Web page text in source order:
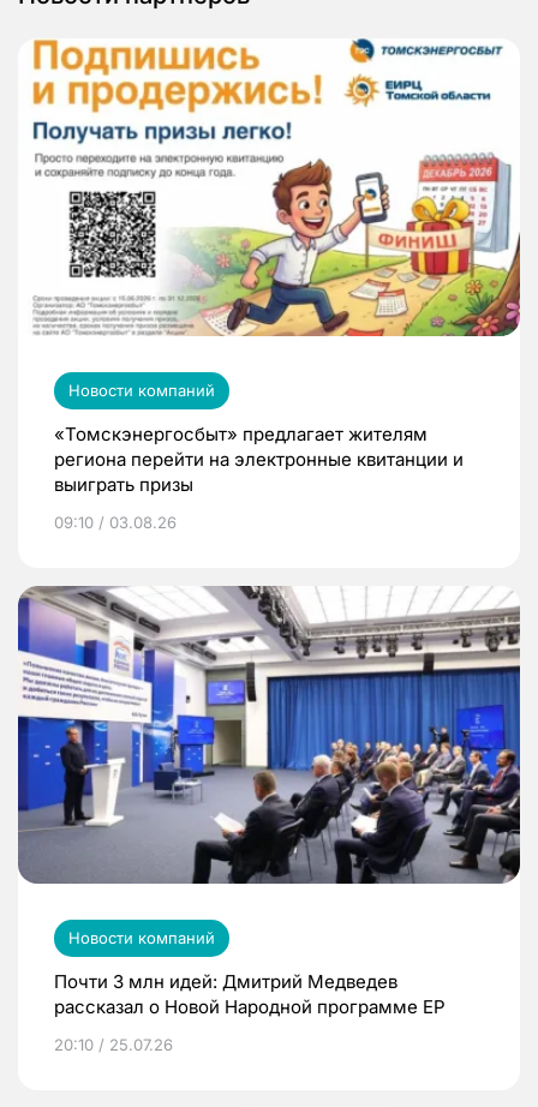
Новости компаний
«Томскэнергосбыт» предлагает жителям
региона перейти на электронные квитанции и
выиграть призы
09:10 / 03.08.26
Новости компаний
Почти 3 млн идей: Дмитрий Медведев
рассказал о Новой Народной программе ЕР
20:10 / 25.07.26